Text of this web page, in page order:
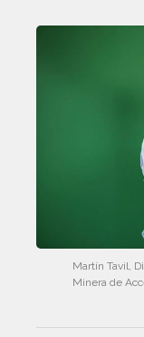
Martín Tavil,
Minera de